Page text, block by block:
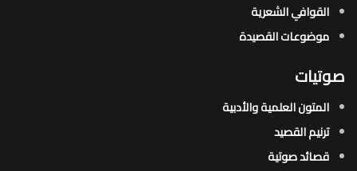
القوافي الشعرية​
موضوعات القصيدة​
صوتيات
المتون العلمية والأدبية
ترنيم القصيد
قصائد صوتية